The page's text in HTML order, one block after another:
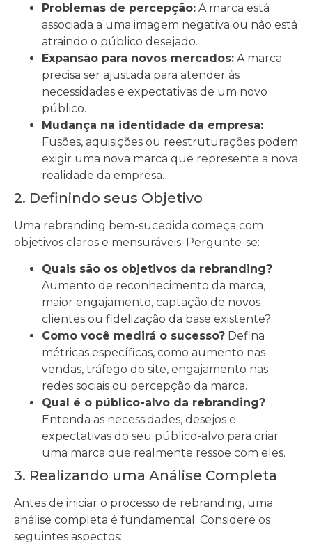
Problemas de percepção: A marca está
associada a uma imagem negativa ou não está
atraindo o público desejado.
Expansão para novos mercados: A marca
precisa ser ajustada para atender às
necessidades e expectativas de um novo
público.
Mudança na identidade da empresa:
Fusões, aquisições ou reestruturações podem
exigir uma nova marca que represente a nova
realidade da empresa.
2. Definindo seus Objetivo
Uma rebranding bem-sucedida começa com
objetivos claros e mensuráveis. Pergunte-se:
Quais são os objetivos da rebranding?
Aumento de reconhecimento da marca,
maior engajamento, captação de novos
clientes ou fidelização da base existente?
Como você medirá o sucesso? Defina
métricas específicas, como aumento nas
vendas, tráfego do site, engajamento nas
redes sociais ou percepção da marca.
Qual é o público-alvo da rebranding?
Entenda as necessidades, desejos e
expectativas do seu público-alvo para criar
uma marca que realmente ressoe com eles.
3. Realizando uma Análise Completa
Antes de iniciar o processo de rebranding, uma
análise completa é fundamental. Considere os
seguintes aspectos: